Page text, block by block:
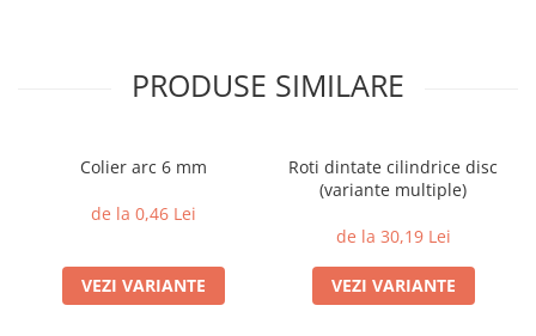
PRODUSE SIMILARE
Colier arc 6 mm
de la 0,46 Lei
VEZI VARIANTE
Roti dintate cilindrice disc
(variante multiple)
de la 30,19 Lei
VEZI VARIANTE